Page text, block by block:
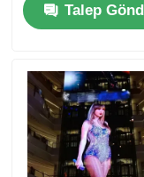
Konser
İçin Dikişsiz
Talep